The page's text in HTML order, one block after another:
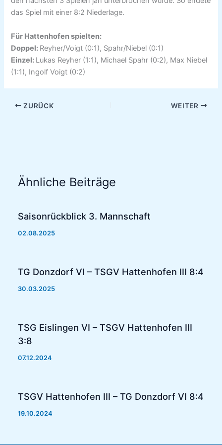
das Spiel mit einer 8:2 Niederlage.
Für Hattenhofen spielten:
Doppel: Reyher/Voigt (0:1), Spahr/Niebel (0:1)
Einzel: Lukas Reyher (1:1), Michael Spahr (0:2), Max Niebel
(1:1), Ingolf Voigt (0:2)
ZURÜCK WEITER
Ähnliche Beiträge
Saisonrückblick 3. Mannschaft
02.08.2025
TG Donzdorf VI – TSGV Hattenhofen III 8:4
30.03.2025
TSG Eislingen VI – TSGV Hattenhofen III
3:8
07.12.2024
TSGV Hattenhofen III – TG Donzdorf VI 8:4
19.10.2024